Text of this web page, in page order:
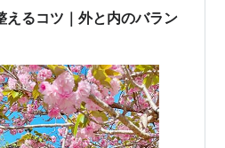
えるコツ｜外と内のバラン